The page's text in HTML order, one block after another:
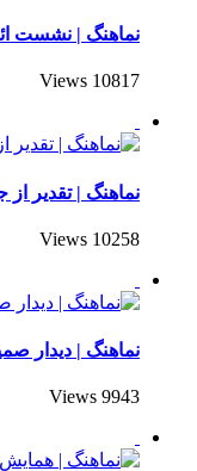
نماهنگ | نشست
10817 Views
نماهنگ | تقدیر
10258 Views
نماهنگ | دیدار
9943 Views